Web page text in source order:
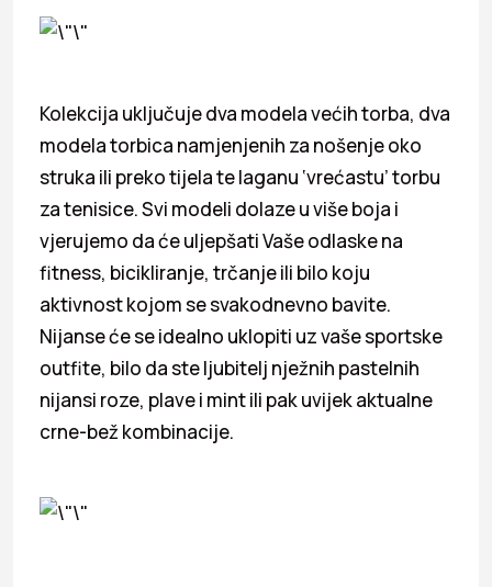
Kolekcija uključuje dva modela većih torba, dva
modela torbica namjenjenih za nošenje oko
struka ili preko tijela te laganu ‘vrećastu’ torbu
za tenisice. Svi modeli dolaze u više boja i
vjerujemo da će uljepšati Vaše odlaske na
fitness, bicikliranje, trčanje ili bilo koju
aktivnost kojom se svakodnevno bavite.
Nijanse će se idealno uklopiti uz vaše sportske
outfite, bilo da ste ljubitelj nježnih pastelnih
nijansi roze, plave i mint ili pak uvijek aktualne
crne-bež kombinacije.